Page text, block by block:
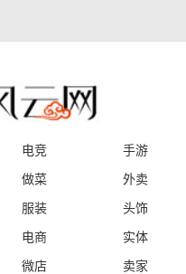
电竞
手游
做菜
外卖
服装
头饰
电商
实体
微店
卖家